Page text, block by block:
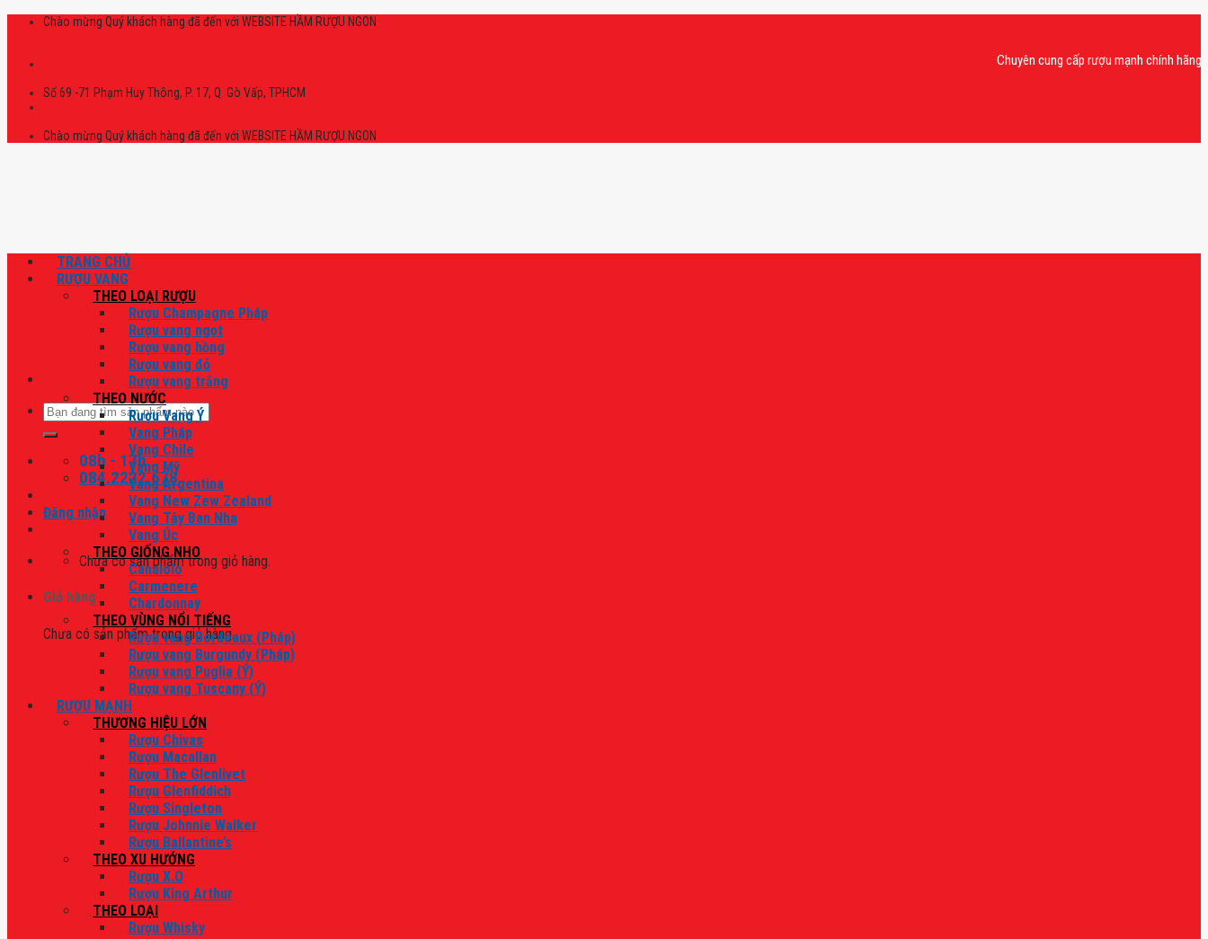
Skip
Chào mừng Quý khách hàng đã đến với WEBSITE HẦM RƯỢU NGON
Chuyên cung cấp rượu mạnh chính hãng,
Số 69 -71 Phạm Huy Thông, P. 17, Q. Gò Vấp, TPHCM
Chào mừng Quý khách hàng đã đến với WEBSITE HẦM RƯỢU NGON
Tìm
kiếm:
08h - 17h
084.2222.678
Đăng nhập
Chưa có sản phẩm trong giỏ hàng.
Giỏ hàng
Chưa có sản phẩm trong giỏ hàng.
TRANG CHỦ
RƯỢU VANG
THEO LOẠI RƯỢU
Rượu Champagne Pháp
Rượu vang ngọt
Rượu vang hồng
Rượu vang đỏ
Rượu vang trắng
THEO NƯỚC
Rượu Vang Ý
Vang Pháp
Vang Chile
Vang Mỹ
Vang Argentina
Vang New Zew Zealand
Vang Tây Ban Nha
Vang Úc
THEO GIỐNG NHO
Canaiolo
Carmenere
Chardonnay
THEO VÙNG NỔI TIẾNG
Rượu vang Bordeaux (Pháp)
Rượu vang Burgundy (Pháp)
Rượu vang Puglia (Ý)
Rượu vang Tuscany (Ý)
RƯỢU MẠNH
THƯƠNG HIỆU LỚN
Rượu Chivas
Rượu Macallan
Rượu The Glenlivet
Rượu Glenfiddich
Rượu Singleton
Rượu Johnnie Walker
Rượu Ballantine’s
THEO XU HƯỚNG
Rượu X.O
Rượu King Arthur
THEO LOẠI
Rượu Whisky